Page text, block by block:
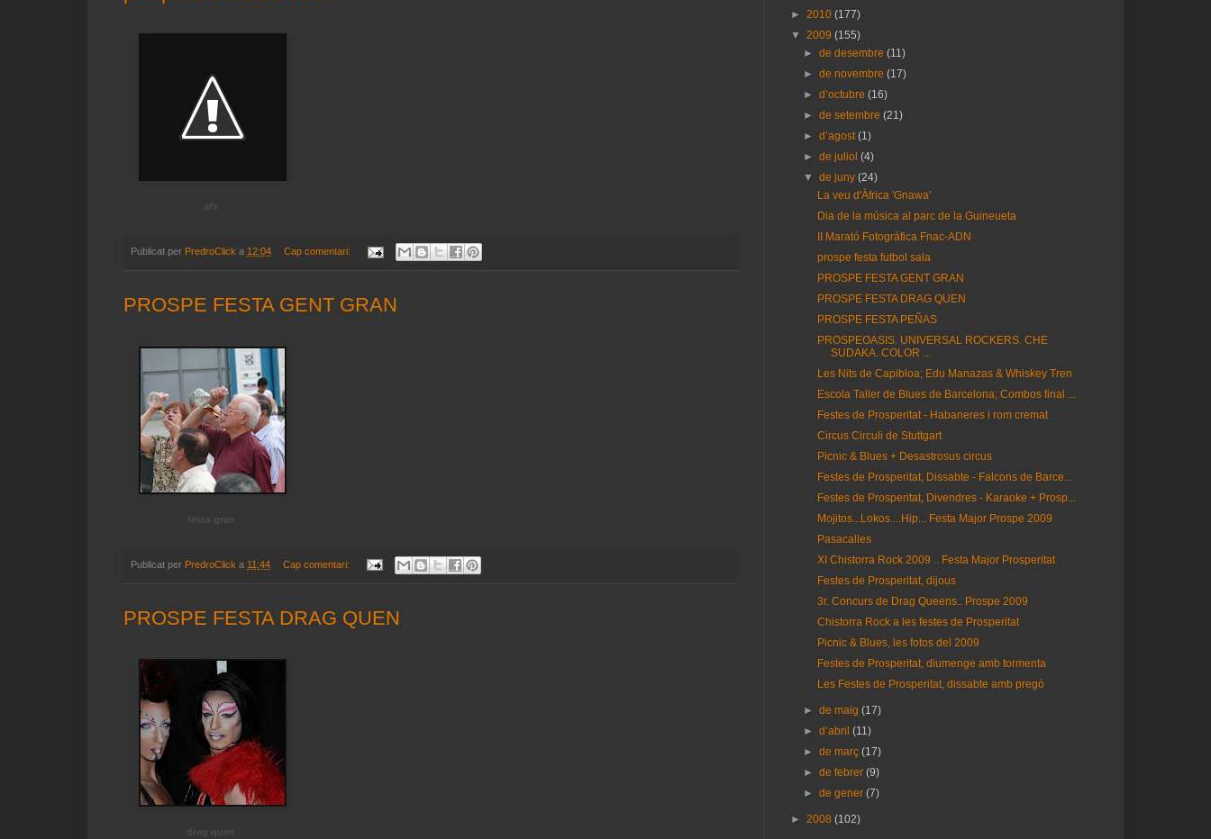
afs
Publicat per PredroClick a 12:04 Cap comentari:
PROSPE FESTA GENT GRAN
festa gran
Publicat per PredroClick a 11:44 Cap comentari:
PROSPE FESTA DRAG QUEN
drag quen
► 2010 (177)
▼ 2009 (155)
►de desembre(11)
►de novembre(17)
►d’octubre(16)
►de setembre(21)
►d’agost(1)
►de juliol(4)
▼de juny(24)
La veu d'Àfrica 'Gnawa'
Dia de la música al parc de la Guineueta
II Marató Fotogràfica Fnac-ADN
prospe festa futbol sala
PROSPE FESTA GENT GRAN
PROSPE FESTA DRAG QUEN
PROSPE FESTA PEÑAS
PROSPEOASIS. UNIVERSAL ROCKERS. CHE
SUDAKA. COLOR ...
Les Nits de Capibloa; Edu Manazas & Whiskey Tren
Escola Taller de Blues de Barcelona; Combos final ...
Festes de Prosperitat - Habaneres i rom cremat
Circus Circuli de Stuttgart
Picnic & Blues + Desastrosus circus
Festes de Prosperitat, Dissabte - Falcons de Barce...
Festes de Prosperitat, Divendres - Karaoke + Prosp...
Mojitos...Lokos....Hip... Festa Major Prospe 2009
Pasacalles
XI Chistorra Rock 2009 .. Festa Major Prosperitat
Festes de Prosperitat, dijous
3r. Concurs de Drag Queens.. Prospe 2009
Chistorra Rock a les festes de Prosperitat
Picnic & Blues, les fotos del 2009
Festes de Prosperitat, diumenge amb tormenta
Les Festes de Prosperitat, dissabte amb pregó
►de maig(17)
►d’abril(11)
►de març(17)
►de febrer(9)
►de gener(7)
► 2008 (102)